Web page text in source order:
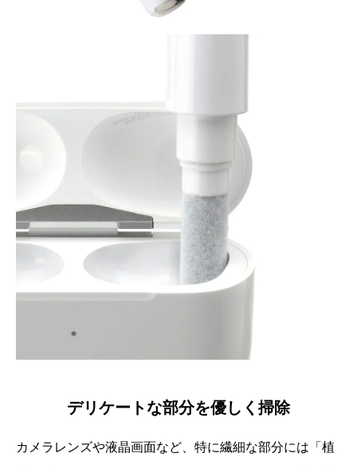
デリケートな部分を優しく掃除
カメラレンズや液晶画面など、特に繊細な部分には「植